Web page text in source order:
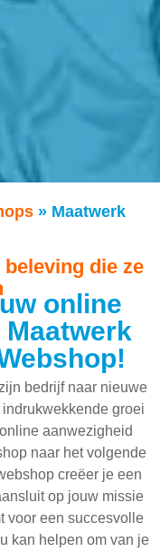
» Maatwerk
die ze
online
bedrijf naar nieuwe
groei
aanwezigheid
naar het volgende
creëer je een
op jouw missie
voor een succesvolle
kan helpen om van je